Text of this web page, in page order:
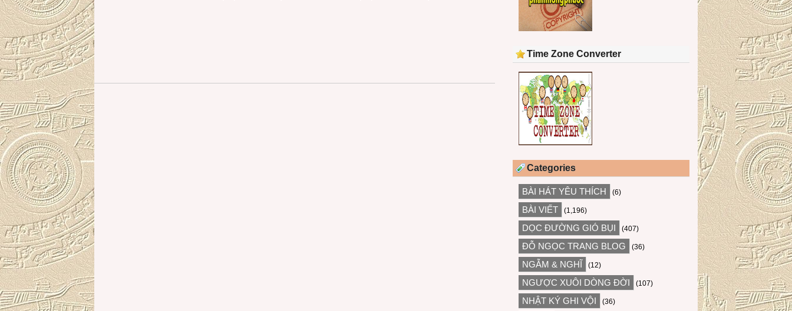
Time Zone Converter
Categories
BÀI HÁT YÊU THÍCH (6)
BÀI VIẾT (1,196)
DỌC ĐƯỜNG GIÓ BỤI (407)
ĐỖ NGỌC TRANG BLOG (36)
NGẪM & NGHĨ (12)
NGƯỢC XUÔI DÒNG ĐỜI (107)
NHẬT KÝ GHI VỘI (36)